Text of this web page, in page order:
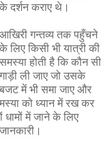
के दर्शन कराए थे।
आखिरी गन्तव्य तक पहुँचने
के लिए किसी भी यात्री की
समस्या होती है कि कौन सी
गाड़ी ली जाए जो उसके
बजट में भी समा जाए और
को ध्यान में रख कर
धामों में जाने के लिए